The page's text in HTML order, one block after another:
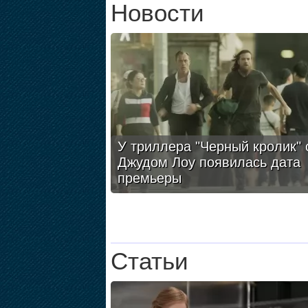
Новости
У триллера "Черный кролик"
Джудом Лоу появилась дата
премьеры
Статьи